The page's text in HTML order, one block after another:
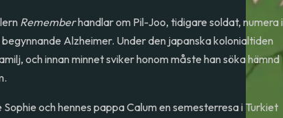
Rememberhandlar om Pil-Joo, tidigare soldat, numera i
Alzheimer. Under den japanska kolonialtiden
och innan minnet sviker honom måste han söka hämnd
och hennes pappa Calum en semesterresa i Turkiet